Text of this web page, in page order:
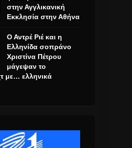
στην Αγγλικανική
Εκκλησία στην Αθήνα
Ο Αντρέ Ριέ και η
Ελληνίδα σοπράνο
Χριστίνα Πέτρου
μάγεψαν το
με… ελληνικά